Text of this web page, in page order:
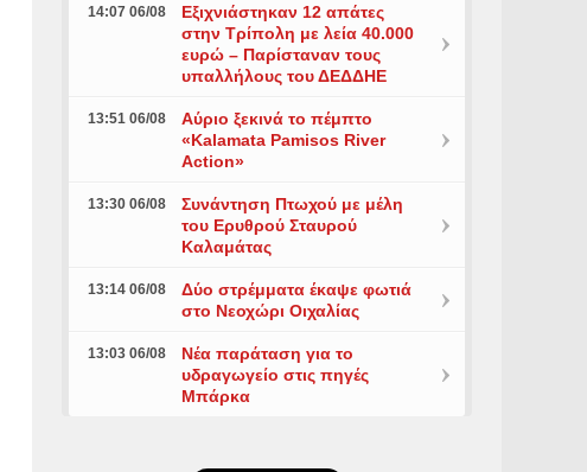
14:07 06/08
Εξιχνιάστηκαν 12 απάτες
στην Τρίπολη με λεία 40.000
ευρώ – Παρίσταναν τους
υπαλλήλους του ΔΕΔΔΗΕ
13:51 06/08
Αύριο ξεκινά το πέμπτο
«Kalamata Pamisos River
Action»
13:30 06/08
Συνάντηση Πτωχού με μέλη
του Ερυθρού Σταυρού
Καλαμάτας
13:14 06/08
Δύο στρέμματα έκαψε φωτιά
στο Νεοχώρι Οιχαλίας
13:03 06/08
Νέα παράταση για το
υδραγωγείο στις πηγές
Μπάρκα